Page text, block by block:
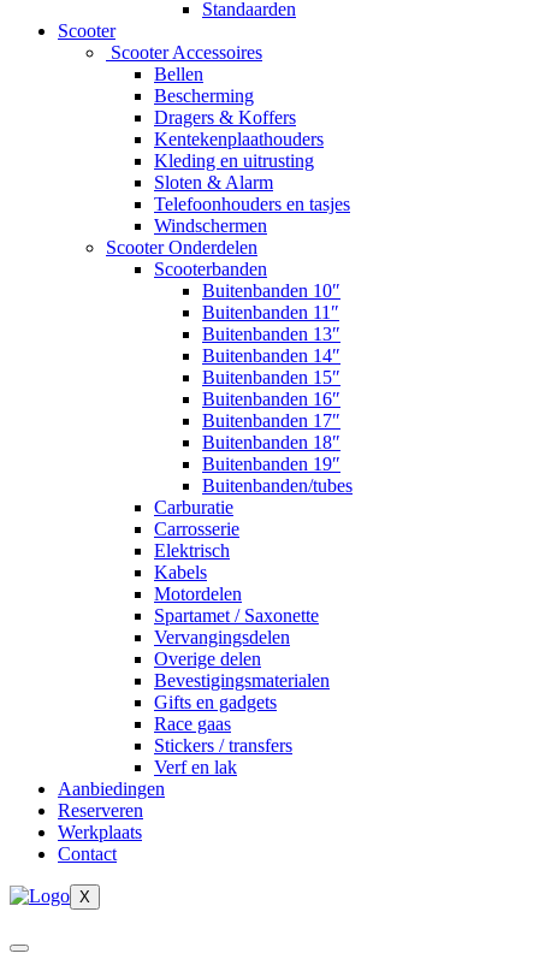
Standaarden
Scooter
Scooter Accessoires
Bellen
Bescherming
Dragers & Koffers
Kentekenplaathouders
Kleding en uitrusting
Sloten & Alarm
Telefoonhouders en tasjes
Windschermen
Scooter Onderdelen
Scooterbanden
Buitenbanden 10″
Buitenbanden 11″
Buitenbanden 13″
Buitenbanden 14″
Buitenbanden 15″
Buitenbanden 16″
Buitenbanden 17″
Buitenbanden 18″
Buitenbanden 19″
Buitenbanden/tubes
Carburatie
Carrosserie
Elektrisch
Kabels
Motordelen
Spartamet / Saxonette
Vervangingsdelen
Overige delen
Bevestigingsmaterialen
Gifts en gadgets
Race gaas
Stickers / transfers
Verf en lak
Aanbiedingen
Reserveren
Werkplaats
Contact
X